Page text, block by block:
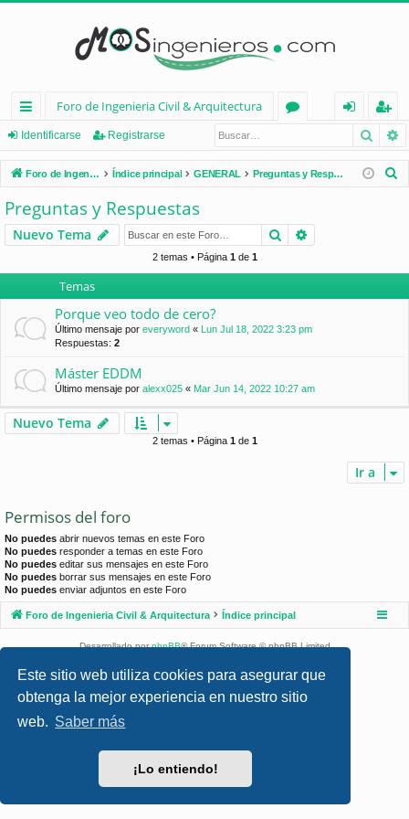
Este sitio web utiliza cookies para asegurar que
obtenga la mejor experiencia en nuestro sitio
web. Saber más
¡Lo entiendo!
nl
ac
es
rá
pi
d
os
Foro de Ingenieria Civil & Arquitectura
os
nt
ifi
e
eg
ist
ra
Identificarse Registrarse
Foro de Ingenieria Civil & Arquitectura Índice principal GENERAL Preguntas y Respuestas
r
Preguntas y Respuestas
Nuevo Tema Buscar
2 temas • Página 1de 1
Temas
Porque veo todo de cero?
Último mensaje por everyword « Lun Jul 18, 2022 3:23 pm
Respuestas: 2
Máster EDDM
Último mensaje por alexx025 « Mar Jun 14, 2022 10:27 am
Nuevo Tema
2 temas • Página 1de 1
Ir a
Permisos del foro
No puedes abrir nuevos temas en este Foro
No puedes responder a temas en este Foro
No puedes editar sus mensajes en este Foro
No puedes borrar sus mensajes en este Foro
No puedes enviar adjuntos en este Foro
Foro de Ingenieria Civil & Arquitectura Índice principal
Desarrollado porphpBB® Forum Software © phpBB Limited
Traducción al español porphpBB España
Privacidad| Condiciones